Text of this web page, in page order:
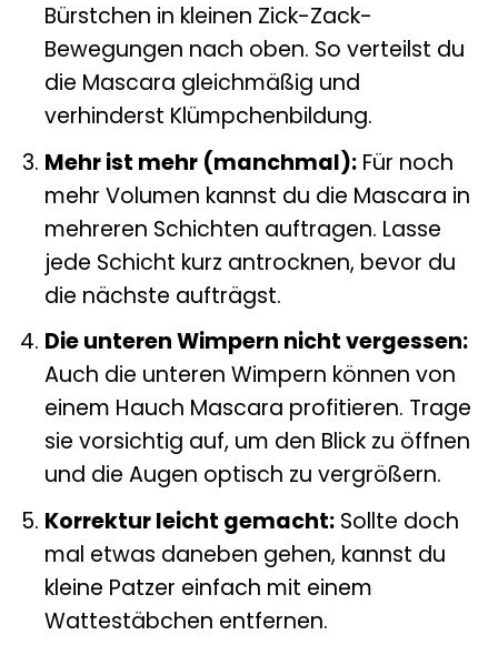
Bürstchen in kleinen Zick-Zack-
Bewegungen nach oben. So verteilst du
die Mascara gleichmäßig und
verhinderst Klümpchenbildung.
Mehr ist mehr (manchmal):Für noch
mehr Volumen kannst du die Mascara in
mehreren Schichten auftragen. Lasse
jede Schicht kurz antrocknen, bevor du
die nächste aufträgst.
Die unteren Wimpern nicht vergessen:
Auch die unteren Wimpern können von
einem Hauch Mascara profitieren. Trage
sie vorsichtig auf, um den Blick zu öffnen
und die Augen optisch zu vergrößern.
Korrektur leicht gemacht:Sollte doch
mal etwas daneben gehen, kannst du
kleine Patzer einfach mit einem
Wattestäbchen entfernen.